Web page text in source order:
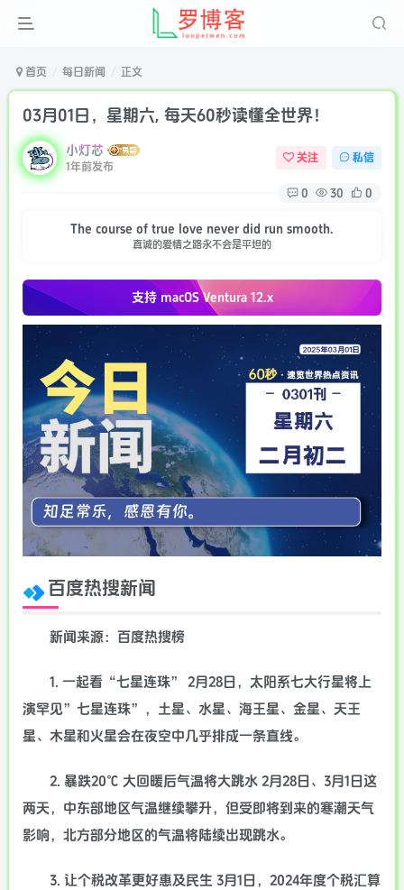
首页 每日新闻 正文
03月01日，星期六, 每天60秒读懂全世界！
小灯芯
1年前发布
关注 私信
0 30 0
The course of true love never did run smooth.
真诚的爱情之路永不会是平坦的
支持 macOSVentura 12.x
百度热搜新闻
新闻来源：百度热搜榜
1. 一起看“七星连珠” 2月28日，太阳系七大行星将上
演罕见”七星连珠”，土星、水星、海王星、金星、天王
星、木星和火星会在夜空中几乎排成一条直线。
2. 暴跌20℃ 大回暖后气温将大跳水 2月28日、3月1日这
两天，中东部地区气温继续攀升，但受即将到来的寒潮天气
影响，北方部分地区的气温将陆续出现跳水。
3. 让个税改革更好惠及民生 3月1日，2024年度个税汇算